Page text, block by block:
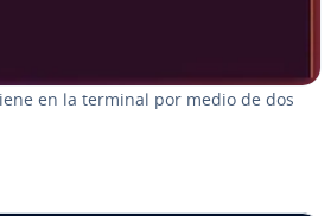
en la terminal por medio de dos